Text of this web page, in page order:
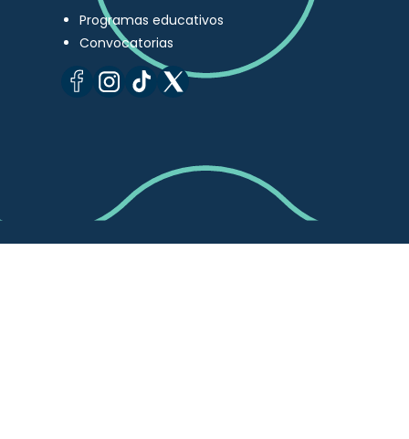
Programas educativos
Convocatorias